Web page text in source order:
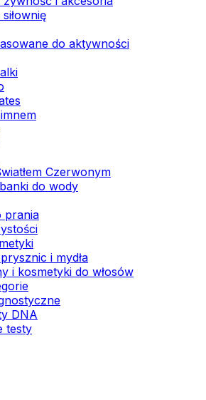
do aktywności
Czerwonym
do wody
prania
i mydła
i kosmetyki do włosów
DNA
testy